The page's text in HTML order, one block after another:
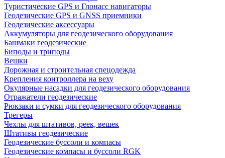
Туристические GPS и Глонасс навигаторы
Геодезические GPS и GNSS приемники
Геодезические аксессуары
Аккумуляторы для геодезического оборудования
Башмаки геодезические
Биподы и триподы
Вешки
Дорожная и строительная спецодежда
Крепления контроллера на веху
Окулярные насадки для геодезического оборудования
Отражатели геодезические
Рюкзаки и сумки для геодезического оборудования
Трегеры
Чехлы для штативов, реек, вешек
Штативы геодезические
Геодезические буссоли и компасы
Геодезические компасы и буссоли RGK